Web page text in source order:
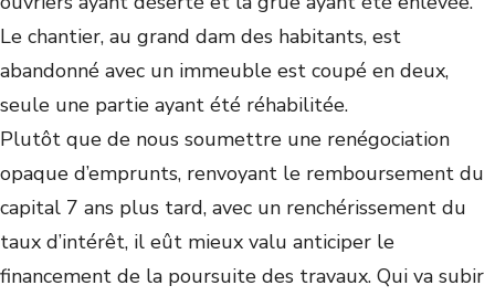
Le chantier, au grand dam des habitants, est
abandonné avec un immeuble est coupé en deux,
seule une partie ayant été réhabilitée.
Plutôt que de nous soumettre une renégociation
opaque d’emprunts, renvoyant le remboursement du
capital 7 ans plus tard, avec un renchérissement du
taux d’intérêt, il eût mieux valu anticiper le
financement de la poursuite des travaux. Qui va subir